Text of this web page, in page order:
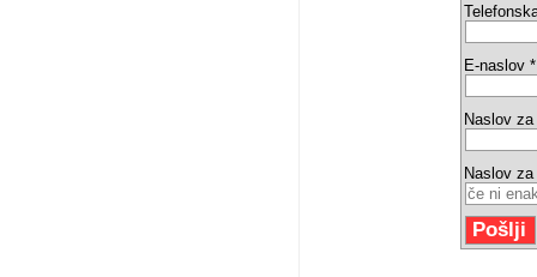
E-naslov *
Naslov
Naslov